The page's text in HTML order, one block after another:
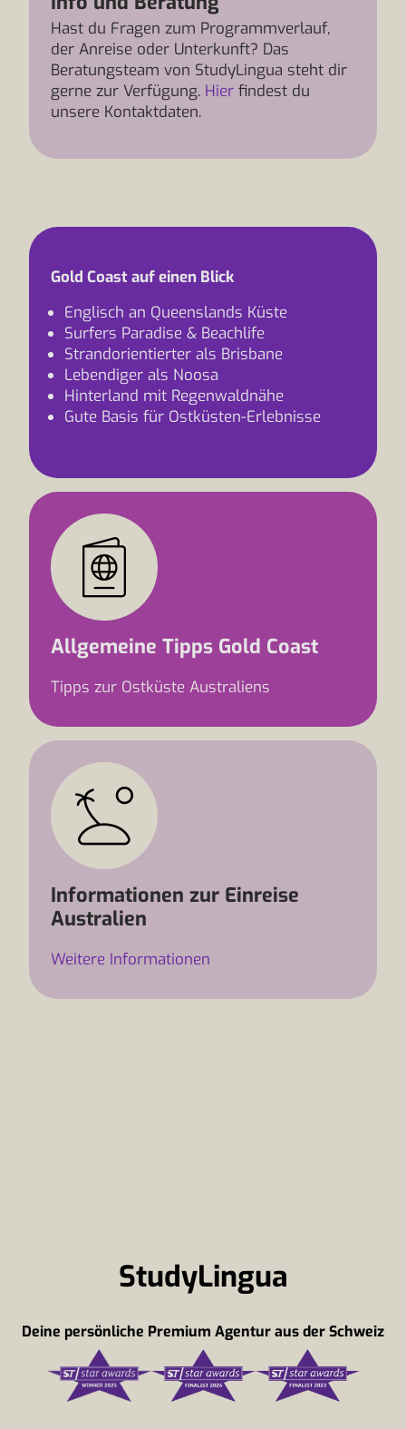
Hast du Fragen zum Programmverlauf,
der Anreise oder Unterkunft? Das
Beratungsteam von StudyLingua steht dir
gerne zur Verfügung. Hier findest du
unsere Kontaktdaten.
Gold Coast auf einen Blick
Englisch an Queenslands Küste
Surfers Paradise & Beachlife
Strandorientierter als Brisbane
Lebendiger als Noosa
Hinterland mit Regenwaldnähe
Gute Basis für Ostküsten-Erlebnisse
Allgemeine Tipps Gold Coast
Tipps zur Ostküste Australiens
Informationen zur Einreise
Australien
Weitere Informationen
StudyLingua
Deine persönliche Premium Agentur aus der Schweiz